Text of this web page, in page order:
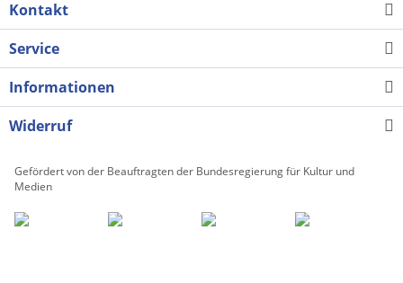
Kontakt
Service
Informationen
Widerruf
Gefördert von der Beauftragten der Bundesregierung für Kultur und
Medien